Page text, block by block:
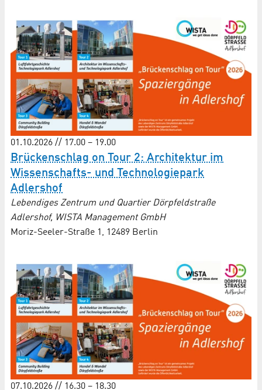
01.10.2026 // 17.00 – 19.00
Brückenschlag on Tour 2: Architektur im
Wissenschafts- und Techno­logie­park
Adlershof
Lebendiges Zentrum und Quartier Dörpfeldstraße
Adlershof, WISTA Management GmbH
Moriz-Seeler-Straße 1, 12489 Berlin
07.10.2026 // 16.30 – 18.30